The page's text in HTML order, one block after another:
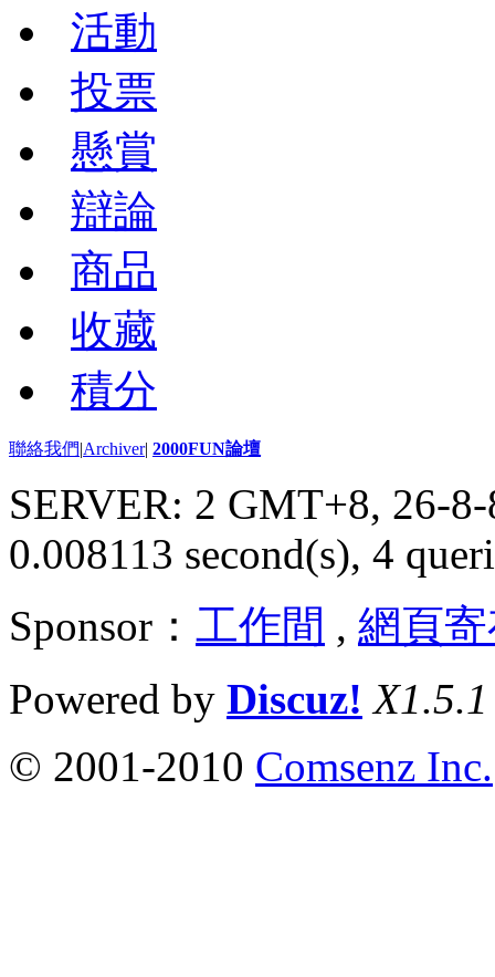
活動
投票
懸賞
辯論
商品
收藏
積分
聯絡我們|Archiver| 2000FUN論壇
SERVER: 2 GMT+8, 26-
0.008113 second(s), 4
Sponsor： 工作間 , 網頁
Powered by Discuz! X1.5.1
© 2001-2010 Comsenz Inc.